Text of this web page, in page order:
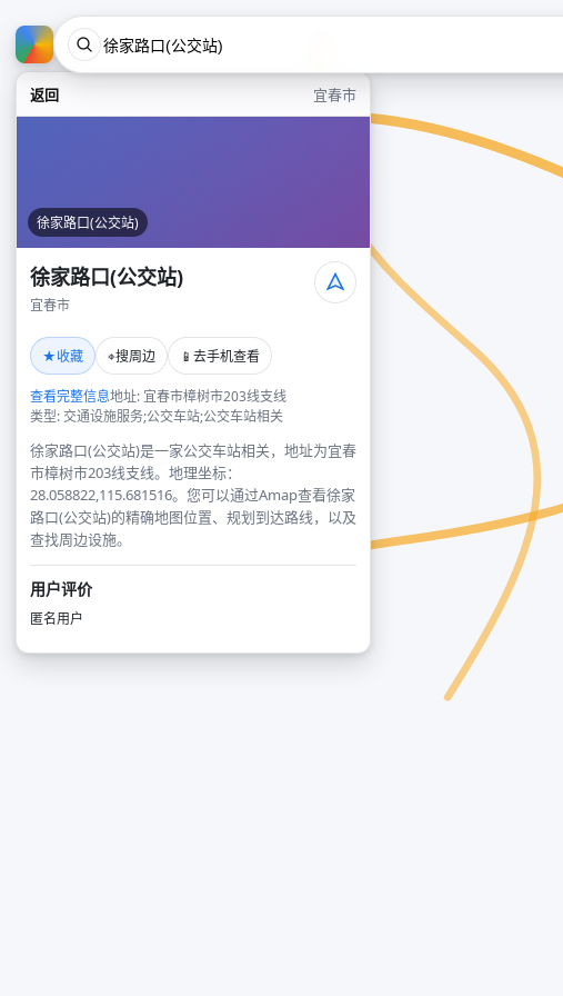
返回 宜春市
徐家路口(公交站)
徐家路口(公交站)
宜春市
★收藏 ⌖搜周边 📱 去手机查看
查看完整信息地址: 宜春市樟树市203线支线
类型: 交通设施服务;公交车站;公交车站相关
徐家路口(公交站)是一家公交车站相关，地址为宜春
市樟树市203线支线。地理坐标：
28.058822,115.681516。您可以通过Amap查看徐家
路口(公交站)的精确地图位置、规划到达路线，以及
查找周边设施。
用户评价
匿名用户